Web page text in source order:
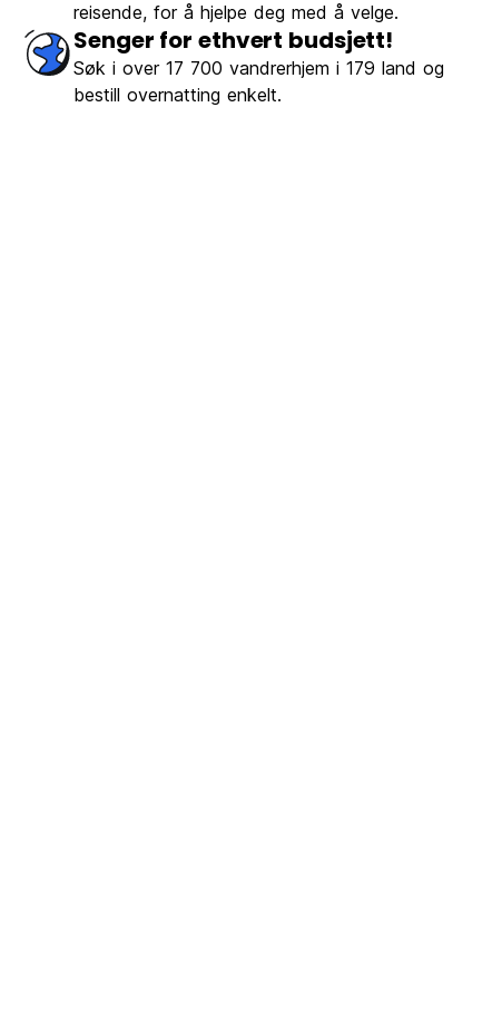
reisende, for å hjelpe deg med å velge.
Senger for ethvert budsjett!
Søk i over 17 700 vandrerhjem i 179 land og
bestill overnatting enkelt.